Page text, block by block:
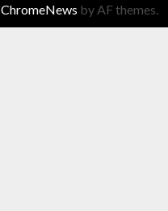
ChromeNews by AF themes.